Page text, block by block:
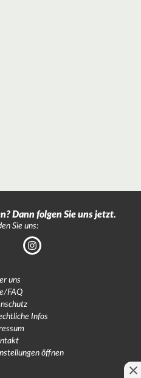
Dann folgen Sie uns jetzt.
Sie uns:
Instagram
uns
FAQ
Infos
öffnen